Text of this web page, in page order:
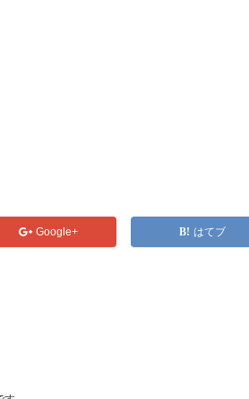
Google+ はてブ